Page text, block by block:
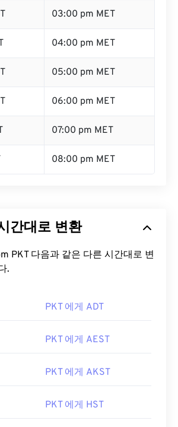
03:00 pm MET
04:00 pm MET
05:00 pm MET
06:00 pm MET
07:00 pm MET
08:00 pm MET
간대로 변환
PKT 다음과 같은 다른 시간대로 변
.
PKT 에게 ADT
PKT 에게 AEST
PKT 에게 AKST
PKT 에게 HST